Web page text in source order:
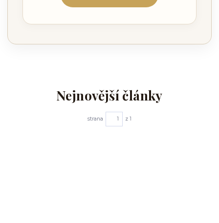
Nejnovější články
strana z 1